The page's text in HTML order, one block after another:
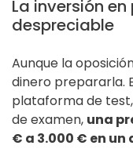
La inversión
despreciable
Aunque la
dinero prepararla.
plataforma de
de examen, una
€ a 3.000 € en un